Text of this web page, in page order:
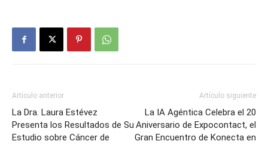
Artículo anterior
La Dra. Laura Estévez
Presenta los Resultados de Su
Estudio sobre Cáncer de
Artículo siguiente
La IA Agéntica Celebra el 20
Aniversario de Expocontact, el
Gran Encuentro de Konecta en